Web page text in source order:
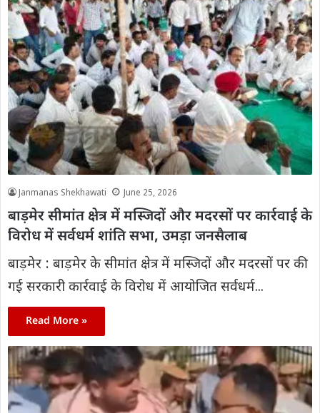
Janmanas Shekhawati June 25, 2026
बाड़मेर सीमांत क्षेत्र में मस्जिदों और मदरसों पर कार्रवाई के
विरोध में सर्वधर्म शांति सभा, उमड़ा जनसैलाब
बाड़मेर : बाड़मेर के सीमांत क्षेत्र में मस्जिदों और मदरसों पर की
गई सरकारी कार्रवाई के विरोध में आयोजित सर्वधर्म...
Read More »